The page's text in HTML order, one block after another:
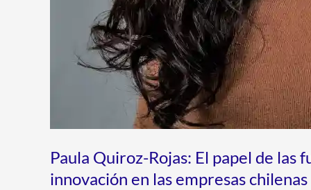
Paula Quiroz-Rojas: El papel de las
innovación en las empresas chilenas